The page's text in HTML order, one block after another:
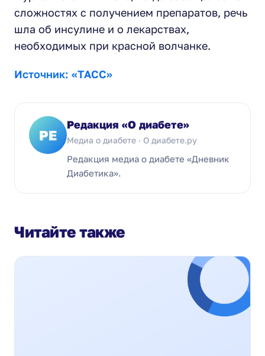
сложностях с получением препаратов, речь
шла об инсулине и о лекарствах,
необходимых при красной волчанке.
Источник: «ТАСС»
РЕ
Редакция «О диабете»
Медиа о диабете · О диабете.ру
Редакция медиа о диабете «Дневник
Диабетика».
Читайте также